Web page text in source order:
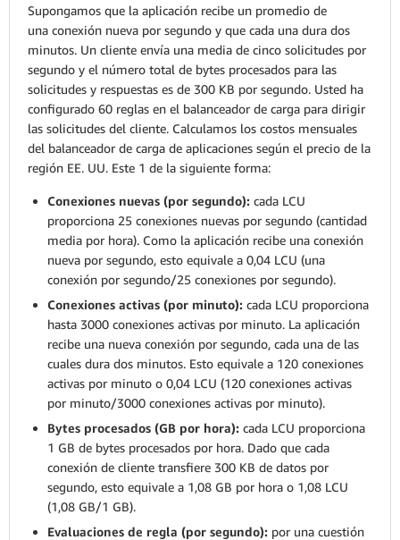
Supongamos que la aplicación recibe un promedio de
una conexión nueva por segundo y que cada una dura dos
minutos. Un cliente envía una media de cinco solicitudes por
segundo y el número total de bytes procesados para las
solicitudes y respuestas es de 300 KB por segundo. Usted ha
configurado 60 reglas en el balanceador de carga para dirigir
las solicitudes del cliente. Calculamos los costos mensuales
del balanceador de carga de aplicaciones según el precio de la
región EE. UU. Este 1 de la siguiente forma:
Conexiones nuevas (por segundo): cada LCU
proporciona 25 conexiones nuevas por segundo (cantidad
media por hora). Como la aplicación recibe una conexión
nueva por segundo, esto equivale a 0,04 LCU (una
conexión por segundo/25 conexiones por segundo).
Conexiones activas (por minuto): cada LCU proporciona
hasta 3000 conexiones activas por minuto. La aplicación
recibe una nueva conexión por segundo, cada una de las
cuales dura dos minutos. Esto equivale a 120 conexiones
activas por minuto o 0,04 LCU (120 conexiones activas
por minuto/3000 conexiones activas por minuto).
Bytes procesados (GB por hora): cada LCU proporciona
1 GB de bytes procesados por hora. Dado que cada
conexión de cliente transfiere 300 KB de datos por
segundo, esto equivale a 1,08 GB por hora o 1,08 LCU
(1,08 GB/1 GB).
Evaluaciones de regla (por segundo): por una cuestión